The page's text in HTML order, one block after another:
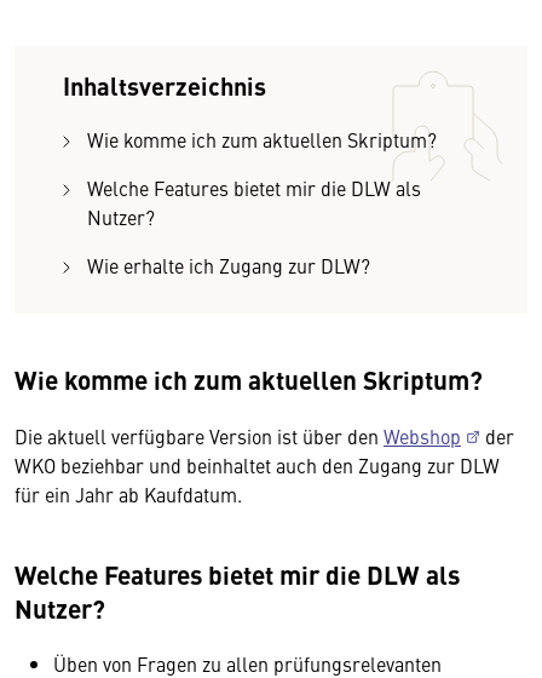
Inhaltsverzeichnis
Wie komme ich zum aktuellen Skriptum?
Welche Features bietet mir die DLW als
Nutzer?
Wie erhalte ich Zugang zur DLW?
Wie komme ich zum aktuellen Skriptum?
Die aktuell verfügbare Version ist über den Webshop
der
WKO beziehbar und beinhaltet auch den Zugang zur DLW
für ein Jahr ab Kaufdatum.
Welche Features bietet mir die DLW als
Nutzer?
Üben von Fragen zu allen prüfungsrelevanten